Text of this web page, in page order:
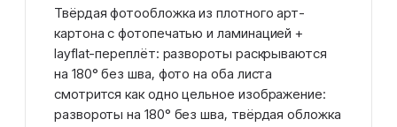
Твёрдая фотообложка из плотного арт-
картона с фотопечатью и ламинацией +
layflat-переплёт: развороты раскрываются
на 180° без шва, фото на оба листа
смотрится как одно цельное изображение:
развороты на 180° без шва, твёрдая обложка